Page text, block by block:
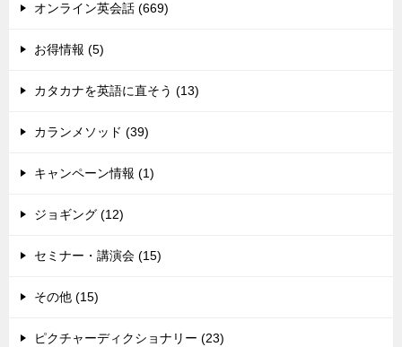
オンライン英会話 (669)
お得情報 (5)
カタカナを英語に直そう (13)
カランメソッド (39)
キャンペーン情報 (1)
ジョギング (12)
セミナー・講演会 (15)
その他 (15)
ピクチャーディクショナリー (23)